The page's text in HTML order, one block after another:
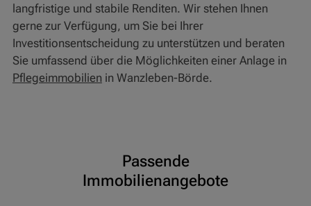
langfristige und stabile Renditen. Wir stehen Ihnen
gerne zur Verfügung, um Sie bei Ihrer
Investitionsentscheidung zu unterstützen und beraten
Sie umfassend über die Möglichkeiten einer Anlage in
Pflegeimmobilien in Wanzleben-Börde.
Passende
Immobilienangebote